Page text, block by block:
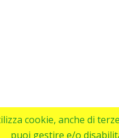
cookie, anche di
puoi gestire e/o